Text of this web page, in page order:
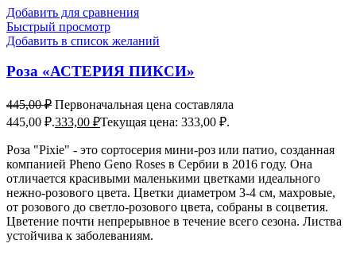
Добавить для сравнения
Быстрый просмотр
Добавить в список желаний
Роза «АСТЕРИЯ ПИКСИ»
445,00₽ Первоначальная цена составляла
445,00 ₽.333,00 ₽Текущая цена: 333,00 ₽.
Роза "Pixie" - это сортосерия мини-роз или патио, созданная
компанией Pheno Geno Roses в Сербии в 2016 году. Она
отличается красивыми маленькими цветками идеального
нежно-розового цвета. Цветки диаметром 3-4 см, махровые,
от розового до светло-розового цвета, собраны в соцветия.
Цветение почти непрерывное в течение всего сезона. Листва
устойчива к заболеваниям.